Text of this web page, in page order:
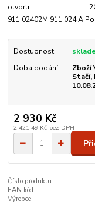
otvoru 2OE
911 02402M 911 024 A
Dostupnost
Doba dodání
Zboží
Stačí,
2 930 Kč
2 421,49 Kč bez DPH
Číslo produktu:
EAN kód:
Výrobce: